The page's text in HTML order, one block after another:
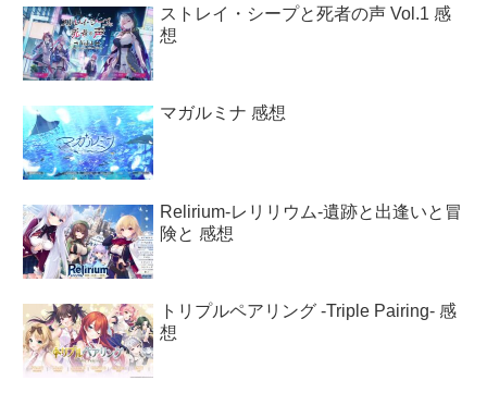
ストレイ・シープと死者の声 Vol.1 感
想
マガルミナ 感想
Relirium-レリリウム-遺跡と出逢いと冒
険と 感想
トリプルペアリング -Triple Pairing- 感
想